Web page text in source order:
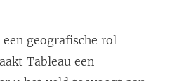
een geografische rol
Tableau een